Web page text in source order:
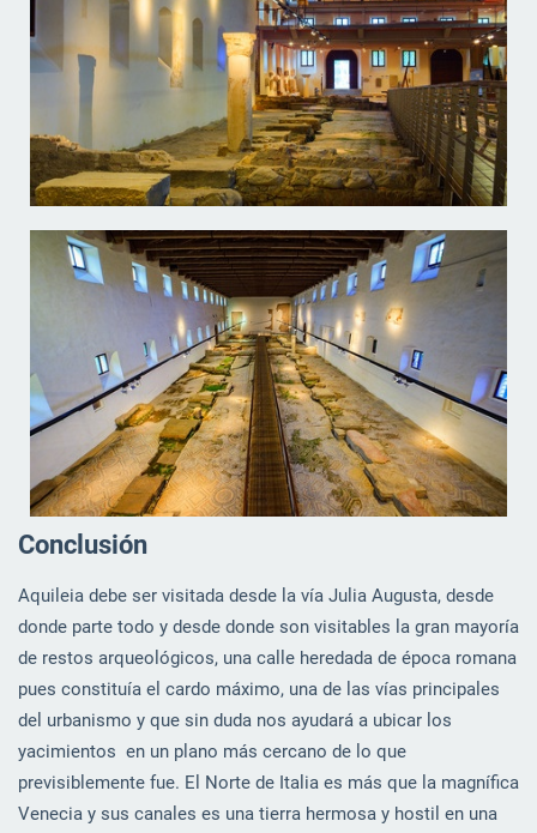
Conclusión
Aquileia debe ser visitada desde la vía Julia Augusta, desde
donde parte todo y desde donde son visitables la gran mayoría
de restos arqueológicos, una calle heredada de época romana
pues constituía el cardo máximo, una de las vías principales
del urbanismo y que sin duda nos ayudará a ubicar los
yacimientos en un plano más cercano de lo que
previsiblemente fue. El Norte de Italia es más que la magnífica
Venecia y sus canales es una tierra hermosa y hostil en una